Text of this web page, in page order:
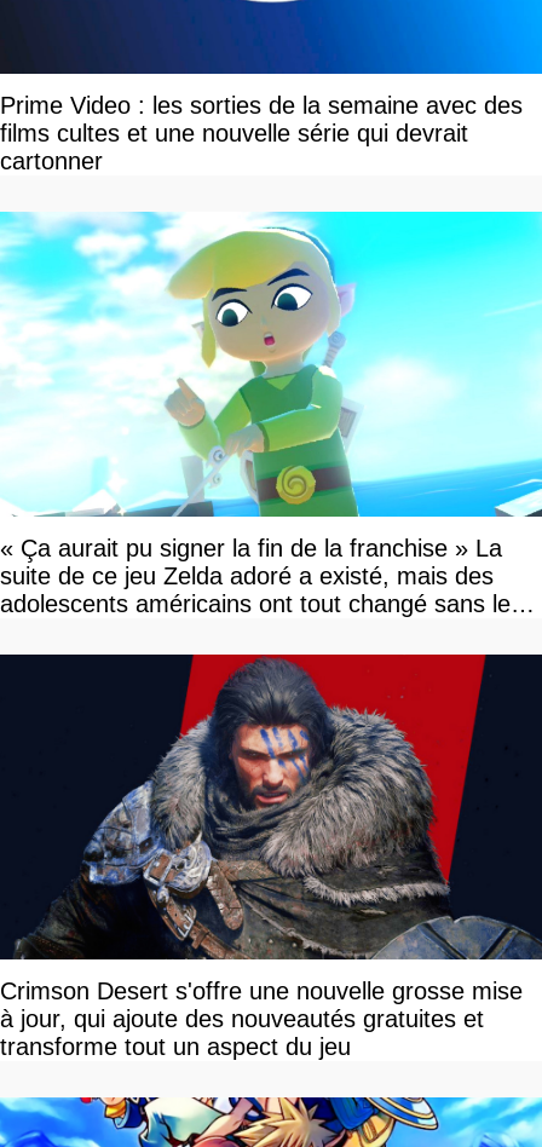
Prime Video : les sorties de la semaine avec des
films cultes et une nouvelle série qui devrait
cartonner
« Ça aurait pu signer la fin de la franchise » La
suite de ce jeu Zelda adoré a existé, mais des
adolescents américains ont tout changé sans le
Crimson Desert s'offre une nouvelle grosse mise
à jour, qui ajoute des nouveautés gratuites et
transforme tout un aspect du jeu